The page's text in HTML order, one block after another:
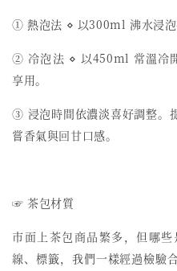
① 熱泡法 ⋄ 以300ml 沸水浸泡
② 冷泡法 ⋄ 以450ml 常溫冷
享用。
③ 浸泡時間依濃淡喜好調整。
嘗香氣與回甘口感。
☞ 茶包材質
市面上茶包商品繁多，但哪
線、標籤，我們一樣經過檢驗